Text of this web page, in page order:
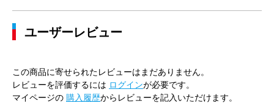
43cm×86cm 49cm
ユーザーレビュー
この商品に寄せられたレビューはまだありません。
レビューを評価するには ログインが必要です。
マイページの 購入履歴からレビューを記入いただけます。